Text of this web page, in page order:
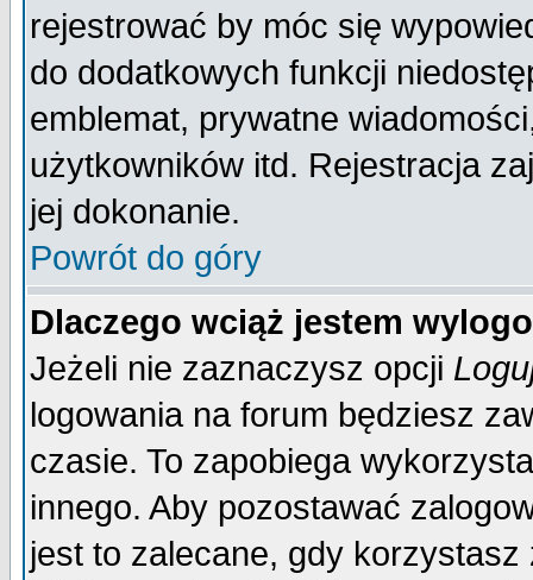
rejestrować by móc się
do dodatkowych funkcji
emblemat, prywatne
użytkowników itd. Rejestracja
jej dokonanie.
Powrót do góry
Dlaczego wciąż jestem
Jeżeli nie zaznaczysz opcji
logowania na forum będziesz
czasie. To zapobiega
innego. Aby pozostawać
jest to zalecane, gdy